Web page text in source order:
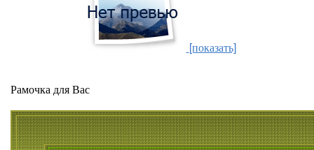
[показать]
Рамочка для Вас